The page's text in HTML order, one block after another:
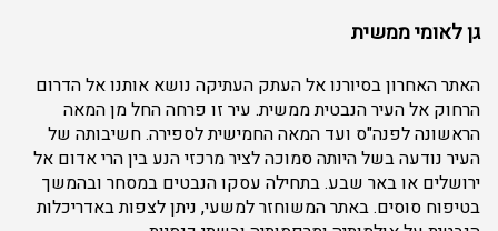
גן לאומי ממשית
האתר האחרון בסיורנו אל העתק העתיקה נושא אותנו אל הדרום
הרחוק אל העיר הנבטית ממשית. עיר זו פרחה החל מן המאה
הראשונה לפנה"ס ועד המאה החמישית לספירה. חשיבותה של
העיר נודעה בשל היותה סמוכה לציר מרכזי הנע בין הרי אדום אל
ירושלים או באר שבע. בתחילה עסקו הנבטים במסחר ובהמשך
בטיפוח סוסים. באתר המשוחזר למשעי, ניתן לצפות באדריכלות